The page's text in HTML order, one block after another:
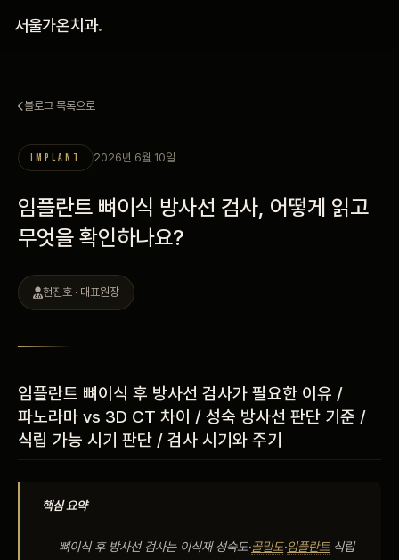
서울가온치과.
커뮤니티
의료진
안내
비포 애프터
블로그 목록으로
IMPLANT 2026년 6월 10일
임플란트 뼈이식 방사선 검사, 어떻게 읽고
무엇을 확인하나요?
현진호 · 대표원장
임플란트 뼈이식 후 방사선 검사가 필요한 이유 /
파노라마 vs 3D CT 차이 / 성숙 방사선 판단 기준 /
식립 가능 시기 판단 / 검사 시기와 주기
핵심 요약
뼈이식 후 방사선 검사는 이식재 성숙도·골밀도·임플란트식립